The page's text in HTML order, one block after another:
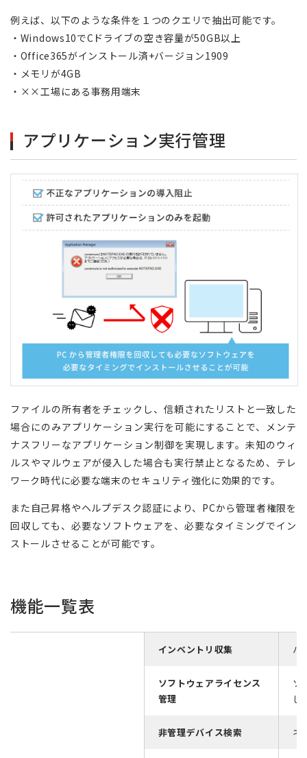
例えば、以下のような条件を１つのクエリで抽出可能です。
・Windows10でCドライブの空き容量が50GB以上
・Office365がインストール済+バージョン1909
・メモリが4GB
・××工場にある事務用端末
アプリケーション実行管理
ファイルの所有者をチェックし、信頼されたリストと一致した
場合にのみアプリケーション実行を可能にすることで、メンテ
ナスフリーなアプリケーション制御を実現します。未知のウィ
ルスやマルウェアが侵入した場合も実行禁止となるため、テレ
ワーク時代に必要な端末のセキュリティ強化に効果的です。
また自己昇格やヘルプデスク認証により、PCから管理者権限を
回収しても、必要なソフトウェアを、必要なタイミングでイン
ストールさせることが可能です。
機能一覧表
インベントリ収集 ハ
ソフトウェアライセンス
管理
ソ
し
非管理デバイス検索 ネ